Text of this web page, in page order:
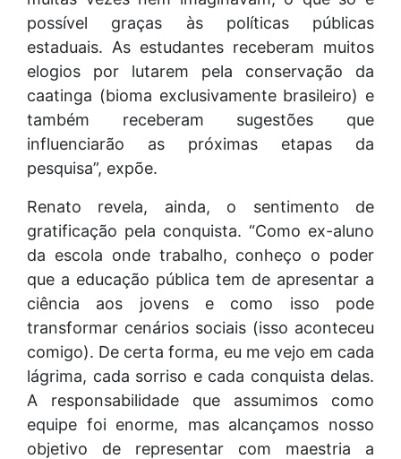
possível graças às políticas públicas
estaduais. As estudantes receberam muitos
elogios por lutarem pela conservação da
caatinga (bioma exclusivamente brasileiro) e
também receberam sugestões que
influenciarão as próximas etapas da
pesquisa”, expõe.
Renato revela, ainda, o sentimento de
gratificação pela conquista. “Como ex-aluno
da escola onde trabalho, conheço o poder
que a educação pública tem de apresentar a
ciência aos jovens e como isso pode
transformar cenários sociais (isso aconteceu
comigo). De certa forma, eu me vejo em cada
lágrima, cada sorriso e cada conquista delas.
A responsabilidade que assumimos como
equipe foi enorme, mas alcançamos nosso
objetivo de representar com maestria a